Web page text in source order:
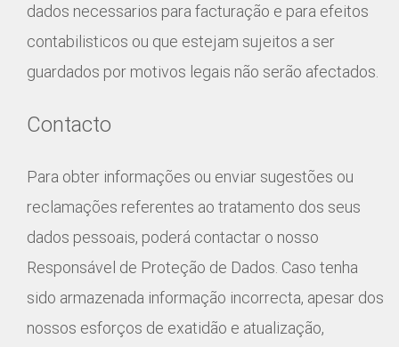
dados necessarios para facturação e para efeitos
contabilisticos ou que estejam sujeitos a ser
guardados por motivos legais não serão afectados.
Contacto
Para obter informações ou enviar sugestões ou
reclamações referentes ao tratamento dos seus
dados pessoais, poderá contactar o nosso
Responsável de Proteção de Dados. Caso tenha
sido armazenada informação incorrecta, apesar dos
nossos esforços de exatidão e atualização,